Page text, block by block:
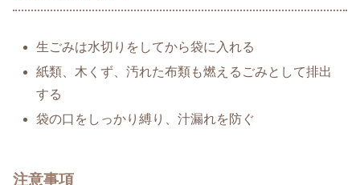
生ごみは水切りをしてから袋に入れる
紙類、木くず、汚れた布類も燃えるごみとして排出
する
袋の口をしっかり縛り、汁漏れを防ぐ
注意事項